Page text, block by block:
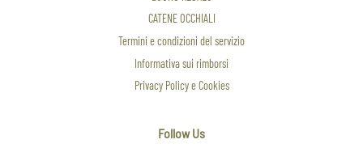
CATENE OCCHIALI
Termini e condizioni del servizio
Informativa sui rimborsi
Privacy Policy e Cookies
Follow Us